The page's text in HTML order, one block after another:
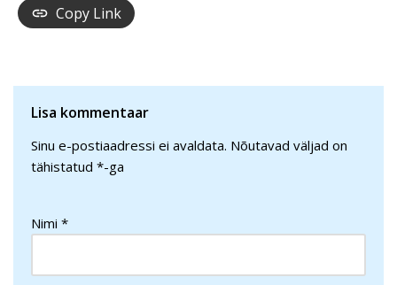
Copy Link
Lisa kommentaar
Sinu e-postiaadressi ei avaldata. Nõutavad väljad on
tähistatud *-ga
Nimi *